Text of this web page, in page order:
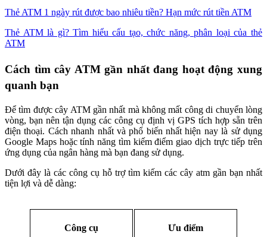
Thẻ ATM 1 ngày rút được bao nhiêu tiền? Hạn mức rút tiền ATM
Thẻ ATM là gì? Tìm hiểu cấu tạo, chức năng, phân loại của thẻ
ATM
Cách tìm cây ATM gần nhất đang hoạt động xung
quanh bạn
Để tìm được cây ATM gần nhất mà không mất công di chuyển lòng
vòng, bạn nên tận dụng các công cụ định vị GPS tích hợp sẵn trên
điện thoại. Cách nhanh nhất và phổ biến nhất hiện nay là sử dụng
Google Maps hoặc tính năng tìm kiếm điểm giao dịch trực tiếp trên
ứng dụng của ngân hàng mà bạn đang sử dụng.
Dưới đây là các công cụ hỗ trợ tìm kiếm các cây atm gần bạn nhất
tiện lợi và dễ dàng:
Công cụ Ưu điểm